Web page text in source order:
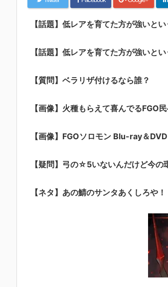
【話題】低レアを育てた方が強いと
【話題】低レアを育てた方が強いと
【質問】ベラリザ付けるなら誰？
【画像】火種もらえて喜んでるFGO
【画像】FGOソロモン Blu-ray＆
【疑問】弓の☆5いないんだけど今の
【ネタ】あの鯖のサンタあくしろや